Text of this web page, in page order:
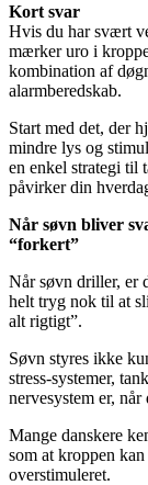
Kort svar
Hvis du har svært
mærker uro i
kombination af
alarmberedskab.
Start med det, der
mindre lys og
en enkel strategi til
påvirker din
Når søvn bliver
“forkert”
Når søvn driller, er
helt tryg nok til at
alt rigtigt”.
Søvn styres ikke
stress-systemer,
nervesystem er,
Mange danskere
som at kroppen
overstimuleret.